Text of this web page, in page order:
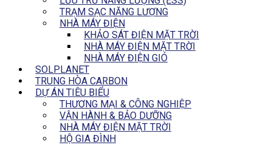
TRẠM SẠC NĂNG LƯỢNG
NHÀ MÁY ĐIỆN
KHẢO SÁT ĐIỆN MẶT TRỜI
NHÀ MÁY ĐIỆN MẶT TRỜI
NHÀ MÁY ĐIỆN GIÓ
SOLPLANET
TRUNG HÒA CARBON
DỰ ÁN TIÊU BIỂU
THƯƠNG MẠI & CÔNG NGHIỆP
VẬN HÀNH & BẢO DƯỠNG
NHÀ MÁY ĐIỆN MẶT TRỜI
HỘ GIA ĐÌNH